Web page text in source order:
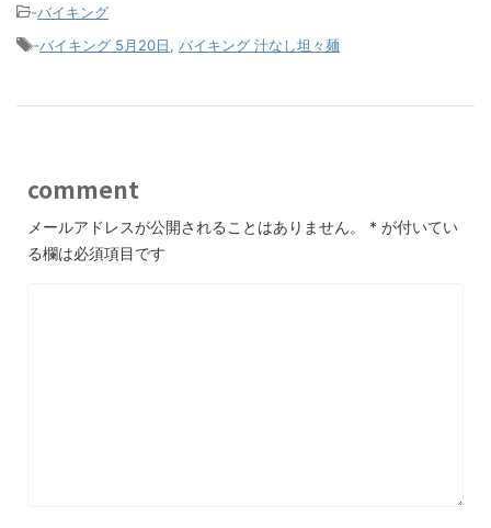
-バイキング
-バイキング 5月20日 バイキング 汁なし坦々麺
comment
メールアドレスが公開されることはありません。 * が付いてい
る欄は必須項目です